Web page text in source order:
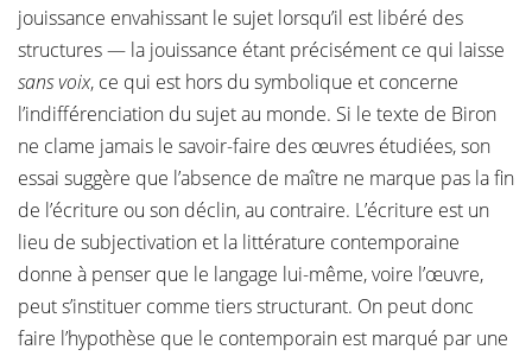
jouissance envahissant le sujet lorsqu’il est libéré des
structures — la jouissance étant précisément ce qui laisse
sans voix, ce qui est hors du symbolique et concerne
l’indifférenciation du sujet au monde. Si le texte de Biron
ne clame jamais le savoir-faire des œuvres étudiées, son
essai suggère que l’absence de maître ne marque pas la fin
de l’écriture ou son déclin, au contraire. L’écriture est un
lieu de subjectivation et la littérature contemporaine
donne à penser que le langage lui-même, voire l’œuvre,
peut s’instituer comme tiers structurant. On peut donc
faire l’hypothèse que le contemporain est marqué par une